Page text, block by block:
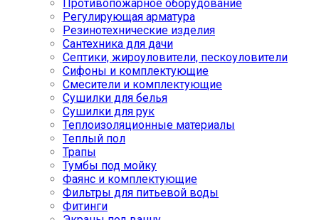
Противопожарное оборудование
Регулирующая арматура
Резинотехнические изделия
Сантехника для дачи
Септики, жироуловители, пескоуловители
Сифоны и комплектующие
Смесители и комплектующие
Сушилки для белья
Сушилки для рук
Теплоизоляционные материалы
Теплый пол
Трапы
Тумбы под мойку
Фаянс и комплектующие
Фильтры для питьевой воды
Фитинги